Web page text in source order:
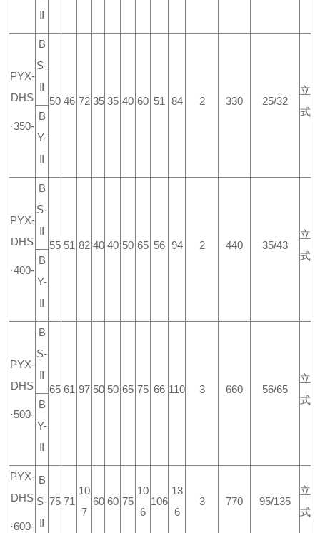
Ⅱ
PYX-
DHS
·350-
B
S-
Ⅱ
50 46 72 35 35 40 60 51 84 2 330 25/32
立
式
B
Y-
Ⅱ
PYX-
DHS
·400-
B
S-
Ⅱ
55 51 82 40 40 50 65 56 94 2 440 35/43
立
式
B
Y-
Ⅱ
PYX-
DHS
·500-
B
S-
Ⅱ
65 61 97 50 50 65 75 66 110 3 660 56/65
立
式
B
Y-
Ⅱ
PYX-
DHS
·600-
B
S-
Ⅱ
75 71
10
7
60 60 75
10
6
106
13
6
3 770 95/135
立
式